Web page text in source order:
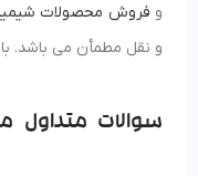
و فروش محصولات
و نقل مطمأن می باشد.
سوالات متداول